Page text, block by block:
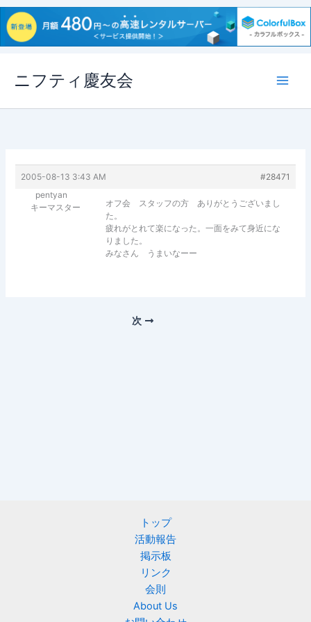
ス
ニフティ慶友会
2005-08-13 3:43 AM
#28471
pentyan
キーマスター
オフ会 スタッフの方 ありがとうございまし
た。
疲れがとれて楽になった。一面をみて身近にな
りました。
みなさん うまいなーー
次
トップ
活動報告
掲示板
リンク
会則
About Us